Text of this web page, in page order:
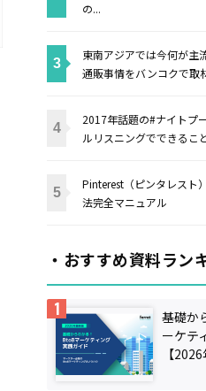
の...
東南アジアでは今何が主
通販事情をバンコクで取
2017年話題の#ナイトプ
ルリスニングでできるこ
Pinterest（ピンタレスト
法完全マニュアル
・おすすめ資料ラン
基礎か
ーケテ
【